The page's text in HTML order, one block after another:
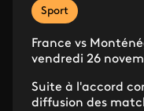
Sport
France vs
vendredi 26
Suite à l'accord
diffusion des